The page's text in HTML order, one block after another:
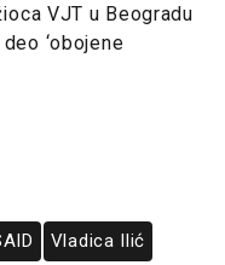
VJT u Beogradu
‘obojene
Vladica Ilić